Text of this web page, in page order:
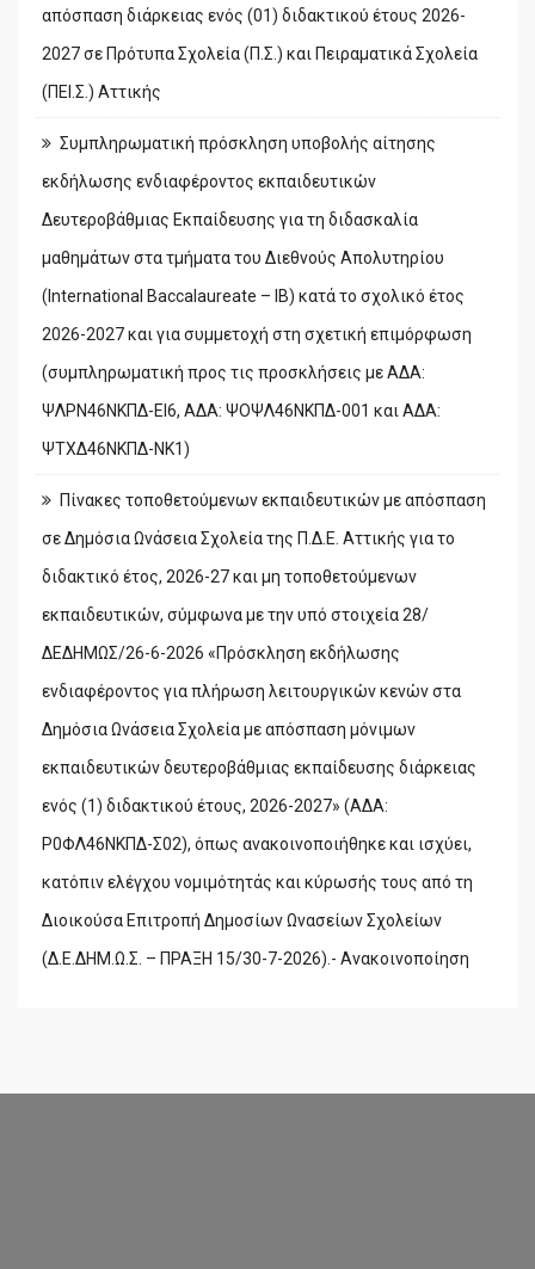
απόσπαση διάρκειας ενός (01) διδακτικού έτους 2026-
2027 σε Πρότυπα Σχολεία (Π.Σ.) και Πειραματικά Σχολεία
(ΠΕΙ.Σ.) Αττικής
Συμπληρωματική πρόσκληση υποβολής αίτησης
εκδήλωσης ενδιαφέροντος εκπαιδευτικών
Δευτεροβάθμιας Εκπαίδευσης για τη διδασκαλία
μαθημάτων στα τμήματα του Διεθνούς Απολυτηρίου
(International Baccalaureate – IB) κατά το σχολικό έτος
2026-2027 και για συμμετοχή στη σχετική επιμόρφωση
(συμπληρωματική προς τις προσκλήσεις με ΑΔΑ:
ΨΛΡΝ46ΝΚΠΔ-ΕΙ6, ΑΔΑ: ΨΟΨΛ46ΝΚΠΔ-001 και ΑΔΑ:
ΨΤΧΔ46ΝΚΠΔ-ΝΚ1)
Πίνακες τοποθετούμενων εκπαιδευτικών με απόσπαση
σε Δημόσια Ωνάσεια Σχολεία της Π.Δ.Ε. Αττικής για το
διδακτικό έτος, 2026-27 και μη τοποθετούμενων
εκπαιδευτικών, σύμφωνα με την υπό στοιχεία 28/
ΔΕΔΗΜΩΣ/26-6-2026 «Πρόσκληση εκδήλωσης
ενδιαφέροντος για πλήρωση λειτουργικών κενών στα
Δημόσια Ωνάσεια Σχολεία με απόσπαση μόνιμων
εκπαιδευτικών δευτεροβάθμιας εκπαίδευσης διάρκειας
ενός (1) διδακτικού έτους, 2026-2027» (ΑΔΑ:
Ρ0ΦΛ46ΝΚΠΔ-Σ02), όπως ανακοινοποιήθηκε και ισχύει,
κατόπιν ελέγχου νομιμότητάς και κύρωσής τους από τη
Διοικούσα Επιτροπή Δημοσίων Ωνασείων Σχολείων
(Δ.Ε.ΔΗΜ.Ω.Σ. – ΠΡΑΞΗ 15/30-7-2026).- Ανακοινοποίηση